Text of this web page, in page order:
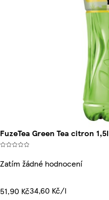
FuzeTea Green Tea citron 1,5l
Zatím žádné hodnocení
51,90 Kč34,60 Kč/l